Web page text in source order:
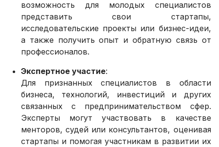
возможность для молодых специалистов
представить свои стартапы,
исследовательские проекты или бизнес-идеи,
а также получить опыт и обратную связь от
профессионалов.
Экспертное участие:
Для признанных специалистов в области
бизнеса, технологий, инвестиций и других
связанных с предпринимательством сфер.
Эксперты могут участвовать в качестве
менторов, судей или консультантов, оценивая
стартапы и помогая участникам в развитии их